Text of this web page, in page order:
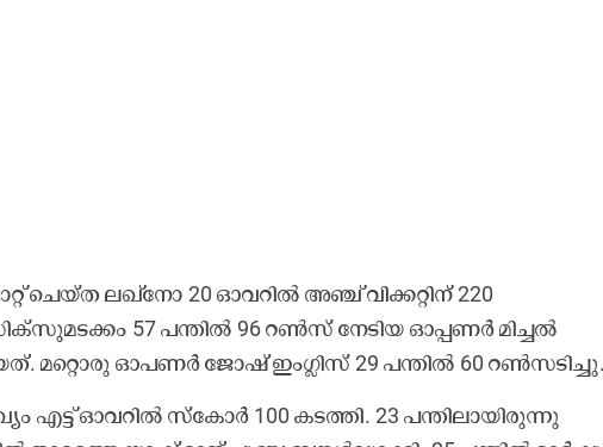
ചെയ്ത ലഖ്നോ 20 ഓവറിൽ അഞ്ച് വിക്കറ്റിന് 220
57 പന്തിൽ 96 റൺസ് നേടിയ ഓപ്പണർ മിച്ചൽ
മറ്റൊരു ഓപണർ ജോഷ് ഇംഗ്ലിസ് 29 പന്തിൽ 60
എട്ട് ഓവറിൽ സ്കോർ 100 കടത്തി. 23 പന്തിലായിരുന്നു